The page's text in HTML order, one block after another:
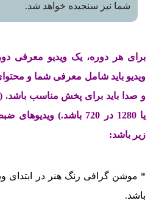
شما نیز سنجیده خواهد شد.
برای هر دوره، یک ویدیو معرفی
ویدیو باید شامل معرفی شما و
یا 1280 در 720 باشد.)
زیر باشد:
* موشن گرافی رنگ هنر در ابتدای
باشد.